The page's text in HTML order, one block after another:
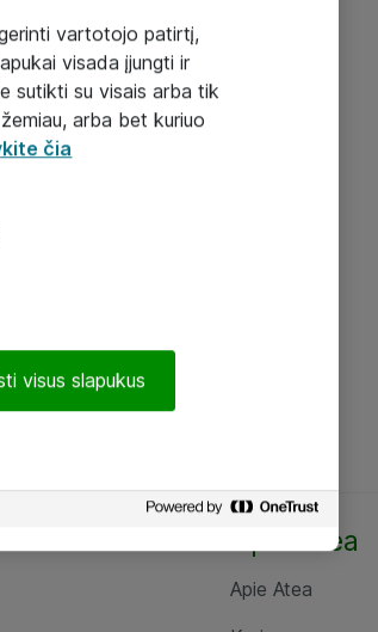
Apie Atea
Apie Atea
vartotojo patirtį,
visada įjungti ir
sutikti su visais arba tik
arba bet kuriuo
čia
visus slapukus